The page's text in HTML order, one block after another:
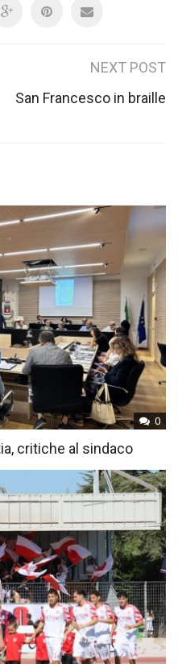
NEXT POST
San Francesco in braille
0
critiche al sindaco